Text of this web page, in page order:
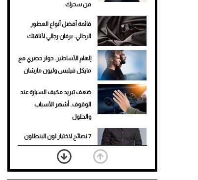
من سحرك
قائمة أفضل أنواع العطور
الرجالي.. برفان رجالي لأناقتك
إلهام الأساطير.. حوار حصري مع
مايكل فيلبس وليون مارشان
ضعف تبريد مكيف السيارة عند
الوقوف.. أشهر الأسباب
والحلول
7 نصائح لاختيار لون البنطلون
المناسب للقميص الأسود
نرى المستقبل من خلال